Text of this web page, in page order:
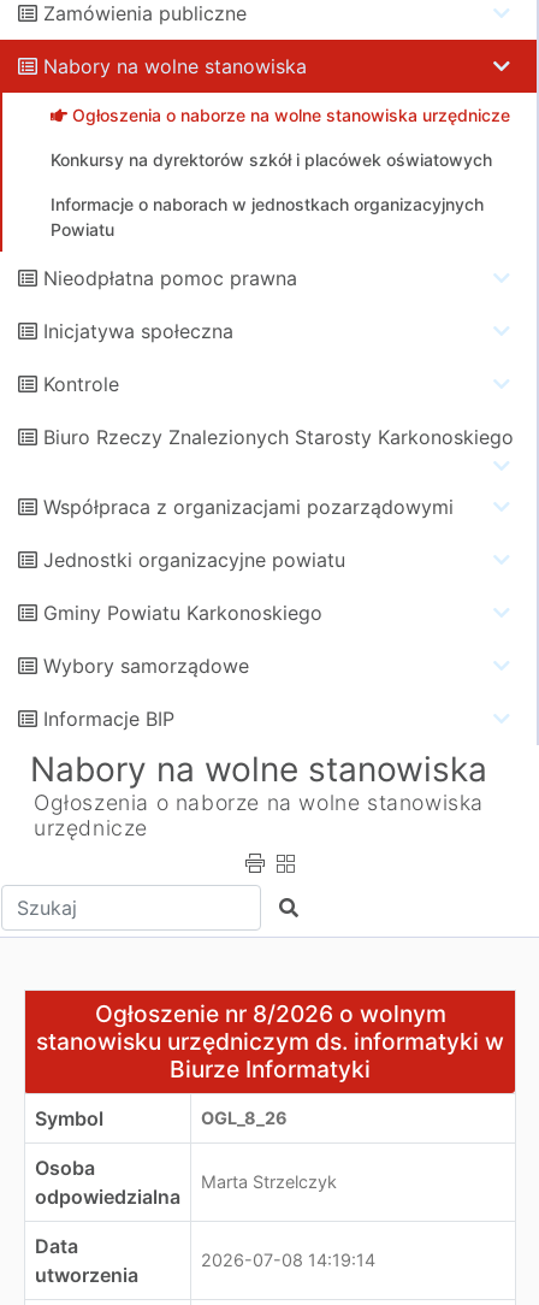
Zamówienia publiczne
Nabory na wolne stanowiska
Ogłoszenia o naborze na wolne stanowiska urzędnicze
Konkursy na dyrektorów szkół i placówek oświatowych
Informacje o naborach w jednostkach organizacyjnych
Powiatu
Nieodpłatna pomoc prawna
Inicjatywa społeczna
Kontrole
Biuro Rzeczy Znalezionych Starosty Karkonoskiego
Współpraca z organizacjami pozarządowymi
Jednostki organizacyjne powiatu
Gminy Powiatu Karkonoskiego
Wybory samorządowe
Informacje BIP
Nabory na wolne stanowiska
Ogłoszenia o naborze na wolne stanowiska
urzędnicze
Wpisz tekst do wyszukania Szukaj
Ogłoszenie nr 8/2026 o wolnym stanowisku
Ogłoszenie nr 8/2026 o wolnym
stanowisku urzędniczym ds. informatyki w
Biurze Informatyki
Symbol OGL_8_26
Osoba
odpowiedzialna
Marta Strzelczyk
Data
utworzenia
2026-07-08 14:19:14